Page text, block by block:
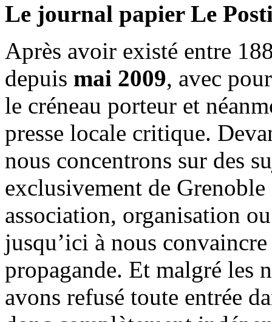
Le journal papier Le
Après avoir existé entre
depuis mai 2009, avec
le créneau porteur et
presse locale critique.
nous concentrons sur des
exclusivement de
association, organisation
jusqu’ici à nous
propagande. Et malgré les
avons refusé toute entrée